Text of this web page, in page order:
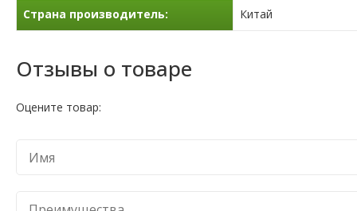
Страна производитель: Китай
Отзывы о товаре
Оцените товар: